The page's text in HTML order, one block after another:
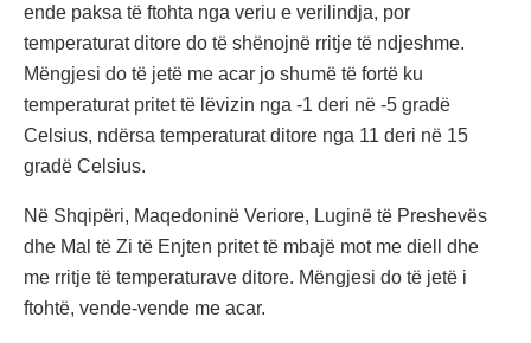
ende paksa të ftohta nga veriu e verilindja, por
temperaturat ditore do të shënojnë rritje të ndjeshme.
Mëngjesi do të jetë me acar jo shumë të fortë ku
temperaturat pritet të lëvizin nga -1 deri në -5 gradë
Celsius, ndërsa temperaturat ditore nga 11 deri në 15
gradë Celsius.
Në Shqipëri, Maqedoninë Veriore, Luginë të Preshevës
dhe Mal të Zi të Enjten pritet të mbajë mot me diell dhe
me rritje të temperaturave ditore. Mëngjesi do të jetë i
ftohtë, vende-vende me acar.